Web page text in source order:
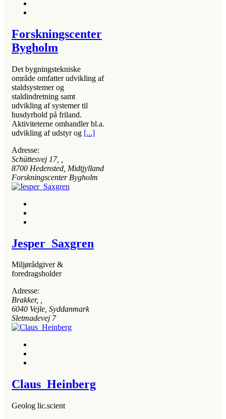
Forskningscenter
Bygholm
Det bygningstekniske
område omfatter udvikling af
staldsystemer og
staldindretning samt
udvikling af systemer til
husdyrhold på friland.
Aktiviteterne omhandler bl.a.
udvikling af udstyr og [...]
Adresse:
Schüttesvej 17, ,
8700 Hedensted, Midtjylland
Forskningscenter Bygholm
Jesper Saxgren
Miljørådgiver &
foredragsholder
Adresse:
Brakker, ,
6040 Vejle, Syddanmark
Sletmadevej 7
Claus Heinberg
Geolog lic.scient